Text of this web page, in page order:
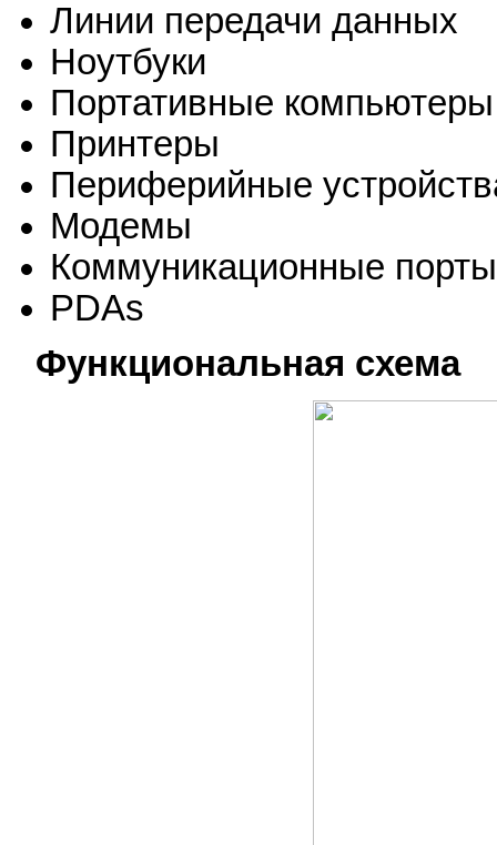
Линии передачи данных
Ноутбуки
Портативные компьютеры
Принтеры
Периферийные
Модемы
Коммуникационные
PDAs
Функциональная схема